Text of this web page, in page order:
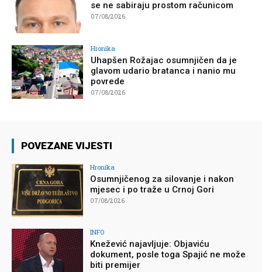
se ne sabiraju prostom računicom
07/08/2026
Hronika
Uhapšen Rožajac osumnjičen da je
glavom udario bratanca i nanio mu
povrede
07/08/2026
POVEZANE VIJESTI
Hronika
Osumnjičenog za silovanje i nakon
mjesec i po traže u Crnoj Gori
07/08/2026
INFO
Knežević najavljuje: Objaviću
dokument, posle toga Spajić ne može
biti premijer